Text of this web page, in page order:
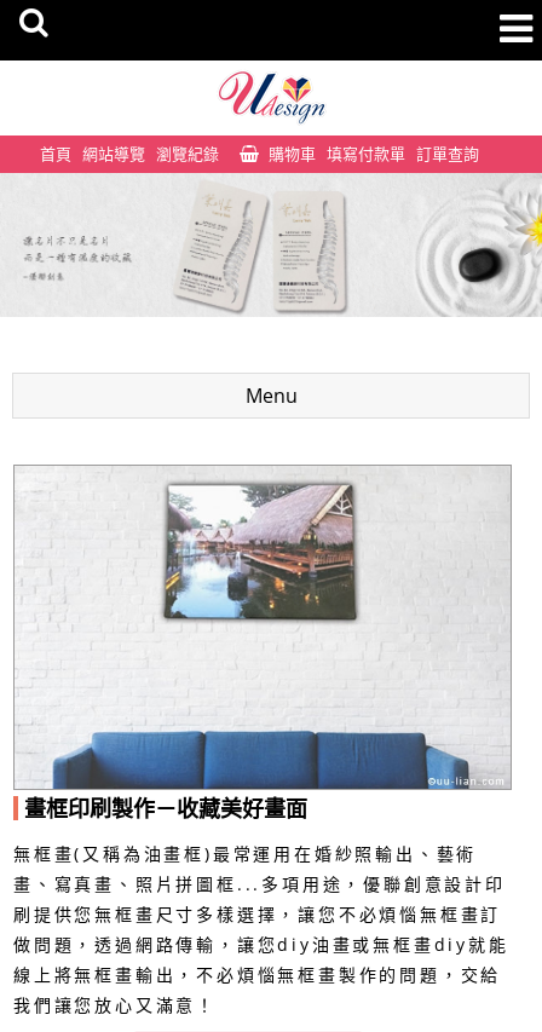
首頁 網站導覽 瀏覽紀錄 購物車 填寫付款單 訂單查詢
Menu
畫框印刷製作－收藏美好畫面
無框畫(又稱為油畫框)最常運用在婚紗照輸出、藝術
畫、寫真畫、照片拼圖框...多項用途，優聯創意設計印
刷提供您無框畫尺寸多樣選擇，讓您不必煩惱無框畫訂
做問題，透過網路傳輸，讓您diy油畫或無框畫diy就能
線上將無框畫輸出，不必煩惱無框畫製作的問題，交給
我們讓您放心又滿意！